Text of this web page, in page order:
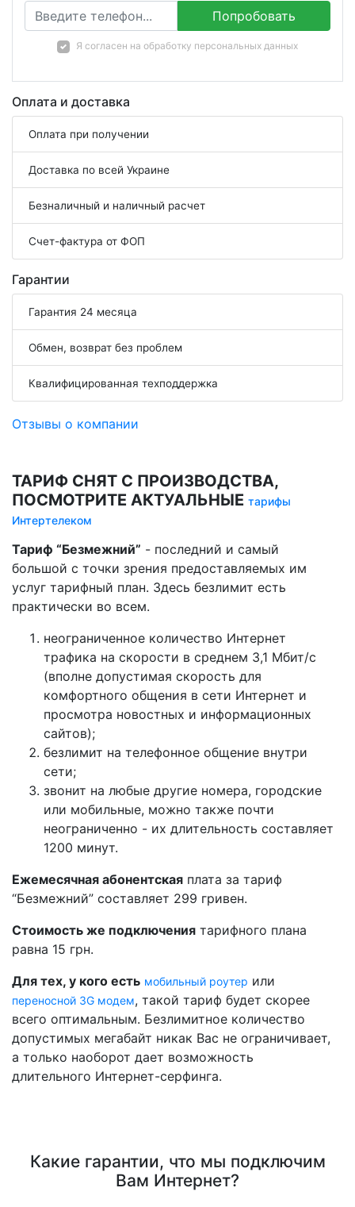
Попробовать
Я согласен на обработку персональных данных
Оплата и доставка
Оплата при получении
Доставка по всей Украине
Безналичный и наличный расчет
Счет-фактура от ФОП
Гарантии
Гарантия 24 месяца
Обмен, возврат без проблем
Квалифицированная техподдержка
Отзывы о компании
ТАРИФ СНЯТ С ПРОИЗВОДСТВА,
ПОСМОТРИТЕ АКТУАЛЬНЫЕ тарифы
Интертелеком
Тариф “Безмежний” - последний и самый
большой с точки зрения предоставляемых им
услуг тарифный план. Здесь безлимит есть
практически во всем.
неограниченное количество Интернет
трафика на скорости в среднем 3,1 Мбит/с
(вполне допустимая скорость для
комфортного общения в сети Интернет и
просмотра новостных и информационных
сайтов);
безлимит на телефонное общение внутри
сети;
звонит на любые другие номера, городские
или мобильные, можно также почти
неограниченно - их длительность составляет
1200 минут.
Ежемесячная абонентская плата за тариф
“Безмежний” составляет 299 гривен.
Стоимость же подключения тарифного плана
равна 15 грн.
Для тех, у кого есть мобильный роутер или
переносной 3G модем, такой тариф будет скорее
всего оптимальным. Безлимитное количество
допустимых мегабайт никак Вас не ограничивает,
а только наоборот дает возможность
длительного Интернет-серфинга.
Какие гарантии, что мы подключим
Вам Интернет?